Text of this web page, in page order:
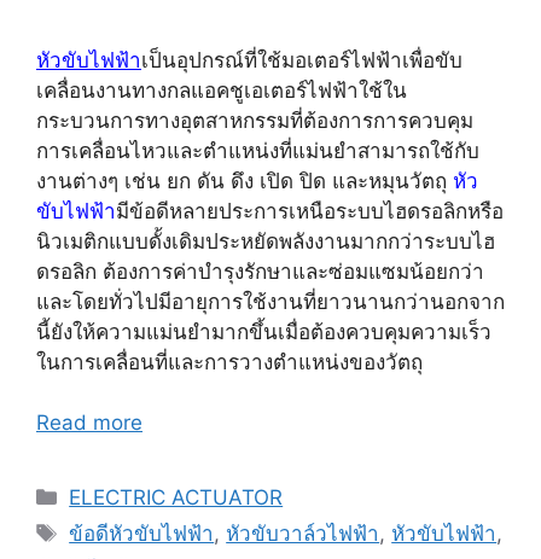
หัวขับไฟฟ้าเป็นอุปกรณ์ที่ใช้มอเตอร์ไฟฟ้าเพื่อขับ
เคลื่อนงานทางกลแอคชูเอเตอร์ไฟฟ้าใช้ใน
กระบวนการทางอุตสาหกรรมที่ต้องการการควบคุม
การเคลื่อนไหวและตำแหน่งที่แม่นยำสามารถใช้กับ
งานต่างๆ เช่น ยก ดัน ดึง เปิด ปิด และหมุนวัตถุ หัว
ขับไฟฟ้ามีข้อดีหลายประการเหนือระบบไฮดรอลิกหรือ
นิวเมติกแบบดั้งเดิมประหยัดพลังงานมากกว่าระบบไฮ
ดรอลิก ต้องการค่าบำรุงรักษาและซ่อมแซมน้อยกว่า
และโดยทั่วไปมีอายุการใช้งานที่ยาวนานกว่านอกจาก
นี้ยังให้ความแม่นยำมากขึ้นเมื่อต้องควบคุมความเร็ว
ในการเคลื่อนที่และการวางตำแหน่งของวัตถุ
Read more
Categories
ELECTRIC ACTUATOR
Tags
ข้อดีหัวขับไฟฟ้า, หัวขับวาล์วไฟฟ้า, หัวขับไฟฟ้า,